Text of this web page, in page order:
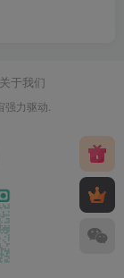
关于我们
强力驱动.